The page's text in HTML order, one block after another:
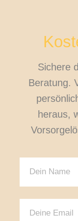
Sichere
Beratung.
heraus,